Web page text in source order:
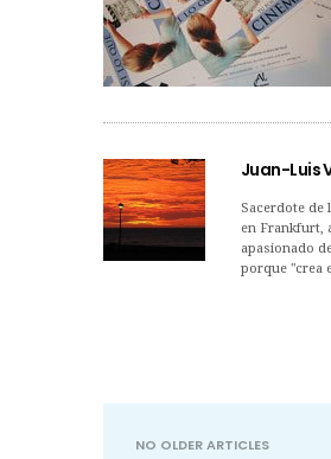
Juan-Luis
Sacerdote de
en Frankfurt,
apasionado
porque "crea
NO OLDER ARTICLES